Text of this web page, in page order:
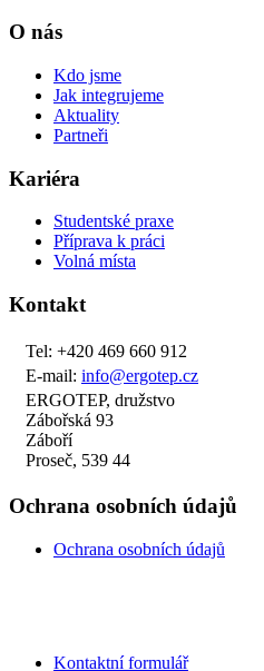
O nás
Kdo jsme
Jak integrujeme
Aktuality
Partneři
Kariéra
Studentské praxe
Příprava k práci
Volná místa
Kontakt
Tel: +420 469 660 912
E-mail: info@ergotep.cz
ERGOTEP, družstvo
Zábořská 93
Záboří
Proseč, 539 44
Ochrana osobních údajů
Ochrana osobních údajů
Kontaktní formulář